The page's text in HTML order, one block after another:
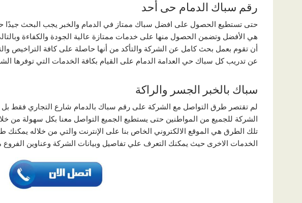
رقم سباك الدمام حى أحد
حتى تستطيع الحصول على افضل سباك ممتاز في الدمام والخبر يجب البحث جيدًا
هي الأفضل وتضمن الحصول منها على خدمات ممتازة عالية الجودة والكفاءة
أن تقوم بعمل بحث كامل عن الشركة والتأكد من أنها حاصلة على كافة التراخيص
عن تدريب كل سباك حي العدامة الدمام على القيام بكافة الخدمات التي توفرها
سباك بالخبر الجسر والراكة
لم تقتصر طرق التواصل مع الشركة على رقم سباك بالدمام شارع التجاري فقط بل
الشركة للجميع من المواطنين حتى يستطيع الجميع التواصل معنا بكل سهولة من
تلك الطرق هي الموقع الالكتروني الخاص بنا على الإنترنت والتي من خلاله
الخدمات الاخرى حيث يمكنك التعرف علي تفاصيل وبيانات الشركة وعناوين الفروع